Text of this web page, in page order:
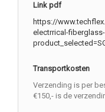
Link pdf
https://
electrrical-
Transportkosten
Verzending is per
€150,- is de